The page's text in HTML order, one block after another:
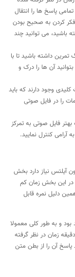
پاسخ ها را انتقال
کردن به صحیح بودن
باشید، می توانید چند
داشته باشید تا با
آن ها را درک و
وجود دارند که باید
را در فایل صوتی
فایل صوتی به تمرکز
آرامی کنترل نمایید.
آیلتس نیاز دارد بخش
در این بخش زمان کم
دلیل نمره قابل
آیلتس شامل 3 بخش خواهد بود و به طور کلی معمولا
شامل 40 سوال می شود که برای این 40 سوال تنها 60 دقیقه زمان در نظر گرفته
آن را از بطن متن